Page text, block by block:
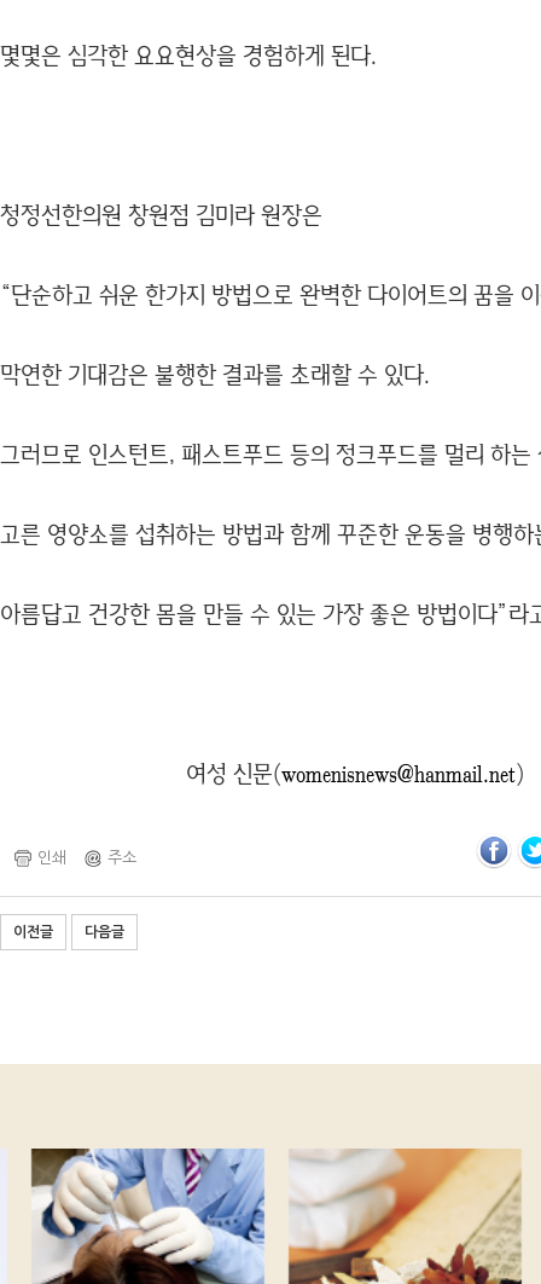
몇몇은 심각한 요요현상을 경험하게 된다.
청정선한의원 창원점 김미라 원장은
“단순하고 쉬운 한가지 방법으로 완벽한 다이어트의 꿈을
막연한 기대감은 불행한 결과를 초래할 수 있다.
그러므로 인스턴트, 패스트푸드 등의 정크푸드를 멀리 하는
고른 영양소를 섭취하는 방법과 함께 꾸준한 운동을 병행하
아름답고 건강한 몸을 만들 수 있는 가장 좋은 방법이다”라
여성 신문(womenisnews@hanmail.net)
인쇄 주소
이전글 다음글